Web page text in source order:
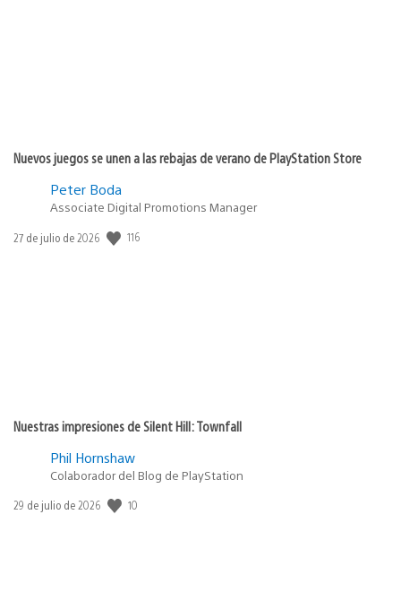
Nuevos juegos se unen a las rebajas de verano de PlayStation Store
Peter Boda
Associate Digital Promotions Manager
Fecha
27 de julio de 2026 116
Nuestras impresiones de Silent Hill: Townfall
Phil Hornshaw
Colaborador del Blog de PlayStation
Fecha
29 de julio de 2026 10